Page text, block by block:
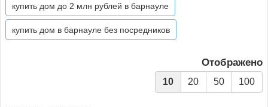
купить дом до 2 млн рублей в барнауле
купить дом в барнауле без посредников
Отображено
10 20 50 100